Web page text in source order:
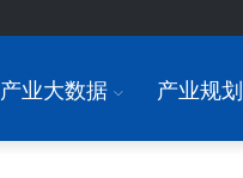
产业大数据 I 产业规划